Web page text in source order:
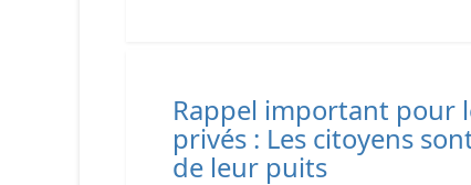
Rappel important pour
privés : Les citoyens
de leur puits